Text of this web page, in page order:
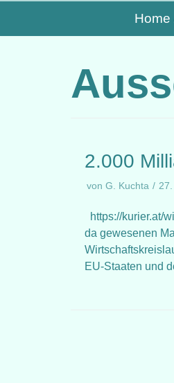
Home
2.000
von G. Kuchta
https://kurier.at/
da gewesenen
EU-Staaten und